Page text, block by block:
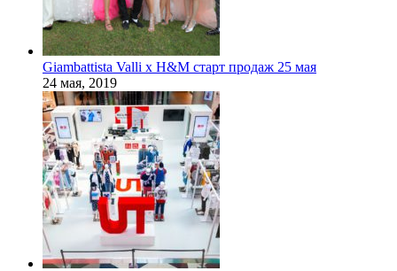
Giambattista Valli x H&M старт продаж 25 мая
24 мая, 2019